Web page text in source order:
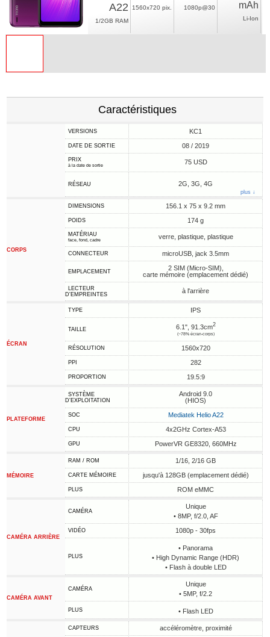
A22
1/2GB RAM
1560x720 pix. 1080p@30
mAh
Li-Ion
Caractéristiques
VERSIONS KC1
DATE DE SORTIE 08 / 2019
PRIX
à la date de sortie 75 USD
RÉSEAU 2G, 3G, 4G
plus ↓
CORPS
DIMENSIONS 156.1 x 75 x 9.2 mm
POIDS 174 g
MATÉRIAU
face, fond, cadre verre, plastique, plastique
CONNECTEUR microUSB, jack 3.5mm
EMPLACEMENT
2 SIM (Micro-SIM),
carte mémoire (emplacement dédié)
LECTEUR
D'EMPREINTES
à l'arrière
ÉCRAN
TYPE IPS
TAILLE 6.1", 91.3cm2
(~78% écran-corps)
RÉSOLUTION 1560x720
PPI 282
PROPORTION 19.5:9
PLATEFORME
SYSTÈME
D'EXPLOITATION
Android 9.0
(HIOS)
SOC Mediatek Helio A22
CPU 4x2GHz Cortex-A53
GPU PowerVR GE8320, 660MHz
MÉMOIRE
RAM / ROM 1/16, 2/16 GB
CARTE MÉMOIRE jusqu'à 128GB (emplacement dédié)
PLUS ROM eMMC
CAMÉRA ARRIÈRE
CAMÉRA
Unique
• 8MP, f/2.0, AF
VIDÉO 1080p - 30fps
PLUS
• Panorama
• High Dynamic Range (HDR)
• Flash à double LED
CAMÉRA AVANT
CAMÉRA
Unique
• 5MP, f/2.2
PLUS • Flash LED
CAPTEURS accéléromètre, proximité